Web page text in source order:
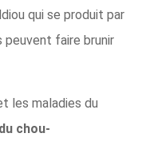
qui se produit par
peuvent faire brunir
les maladies du
chou-